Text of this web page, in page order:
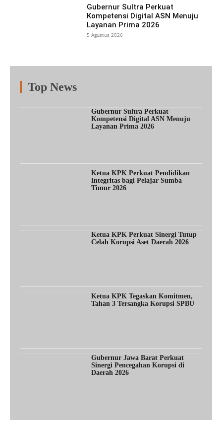
Gubernur Sultra Perkuat
Kompetensi Digital ASN Menuju
Layanan Prima 2026
5 Agustus 2026
Top News
Gubernur Sultra Perkuat
Kompetensi Digital ASN Menuju
Layanan Prima 2026
Ketua KPK Perkuat Pendidikan
Integritas bagi Pelajar Sumba
Timur 2026
Ketua KPK Perkuat Sinergi Tutup
Celah Korupsi Aset Daerah 2026
Ketua KPK Tegaskan Komitmen,
Tahan 3 Tersangka Korupsi SPBU
Gubernur Jawa Barat Perkuat
Sinergi Pencegahan Korupsi di
Daerah 2026